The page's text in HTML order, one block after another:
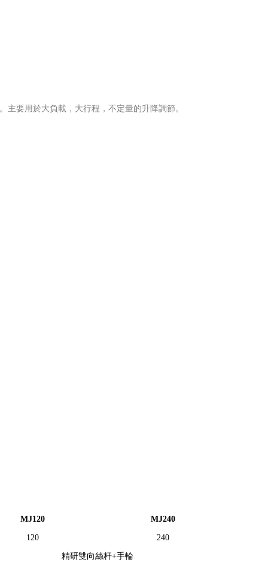
用於大負載，大行程，不定量的升降調節。
MJ120 MJ240
120 240
精研雙向絲杆+手輪